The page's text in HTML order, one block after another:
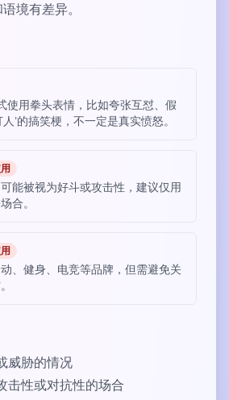
境有差异。
使用拳头表情，比如夸张互怼、假
’的搞笑梗，不一定是真实愤怒。
能被视为好斗或攻击性，建议仅用
合。
、健身、电竞等品牌，但需避免关
威胁的情况
击性或对抗性的场合